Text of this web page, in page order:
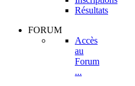
Résultats
FORUM
Accès
au
Forum
...